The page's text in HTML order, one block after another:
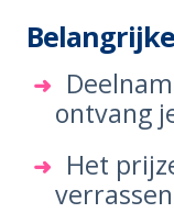
ontvang
Het